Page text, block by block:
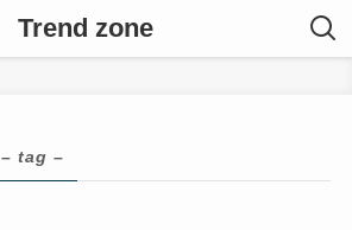
Trend zone
– tag –